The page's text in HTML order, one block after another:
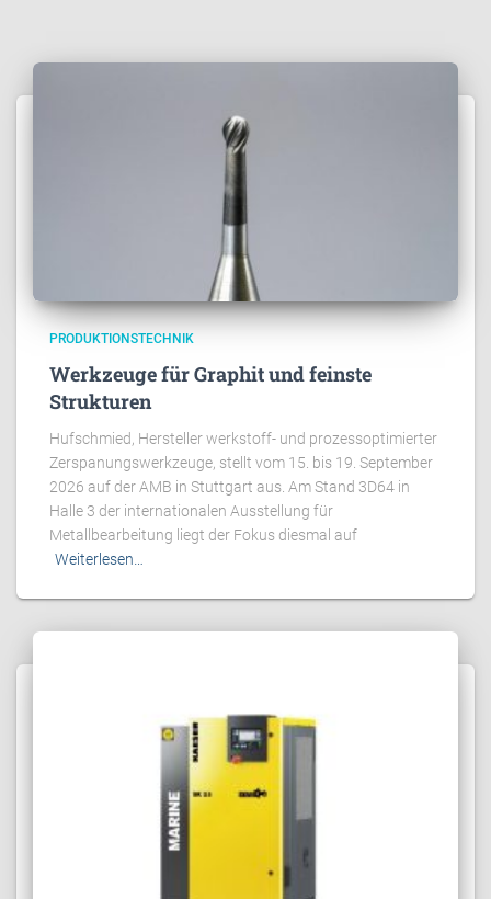
PRODUKTIONSTECHNIK
Werkzeuge für Graphit und feinste
Strukturen
Hufschmied, Hersteller werkstoff- und prozessoptimierter
Zerspanungswerkzeuge, stellt vom 15. bis 19. September
2026 auf der AMB in Stuttgart aus. Am Stand 3D64 in
Halle 3 der internationalen Ausstellung für
Metallbearbeitung liegt der Fokus diesmal auf
Weiterlesen…